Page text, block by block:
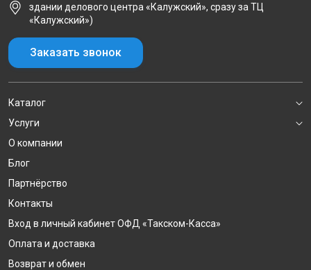
здании делового центра «Калужский», сразу за ТЦ
«Калужский»)
Заказать звонок
Каталог
Услуги
О компании
Блог
Партнёрство
Контакты
Вход в личный кабинет ОФД «Такском-Касса»
Оплата и доставка
Возврат и обмен